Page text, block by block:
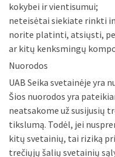
kokybei ir vientisumui;
neteisėtai siekiate rinkti
norite platinti, atsiųsti,
ar kitų kenksmingų
Nuorodos
UAB Seika svetainėje yra
Šios nuorodos yra
neatsakome už susijusių
tikslumą. Todėl, jei
kitų svetainių, tai riziką
trečiųjų šalių svetainių